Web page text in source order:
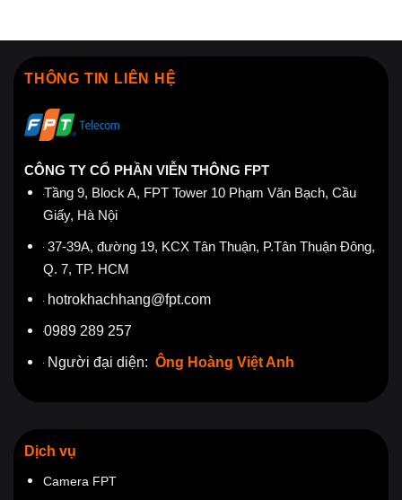
THÔNG TIN LIÊN HỆ
CÔNG TY CỔ PHẦN VIỄN THÔNG FPT
Tầng 9, Block A, FPT Tower 10 Phạm Văn Bạch, Cầu
Giấy, Hà Nội
37-39A, đường 19, KCX Tân Thuận, P.Tân Thuận Đông,
Q. 7, TP. HCM
hotrokhachhang@fpt.com
0989 289 257
Người đại diện: Ông Hoàng Việt Anh
Dịch vụ
Camera FPT